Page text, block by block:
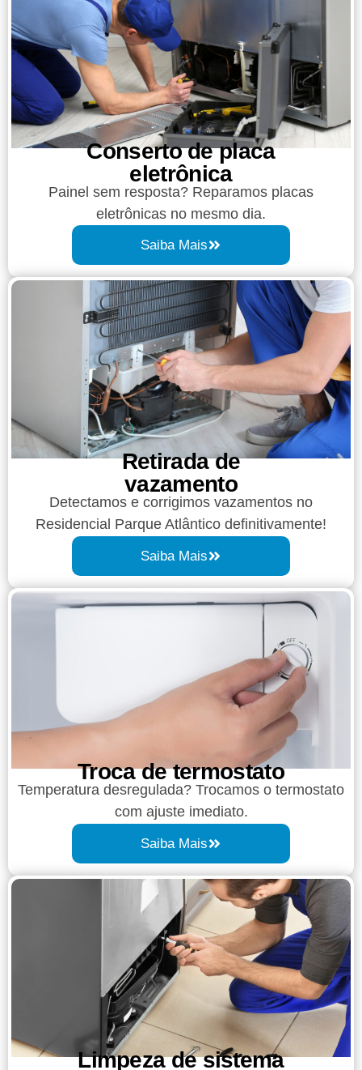
Conserto de placa
eletrônica
Painel sem resposta? Reparamos placas
eletrônicas no mesmo dia.
Saiba Mais
Retirada de
vazamento​​
Detectamos e corrigimos vazamentos no
Residencial Parque Atlântico definitivamente!
Saiba Mais
Troca de termostato
Temperatura desregulada? Trocamos o termostato
com ajuste imediato.
Saiba Mais
Limpeza de sistema